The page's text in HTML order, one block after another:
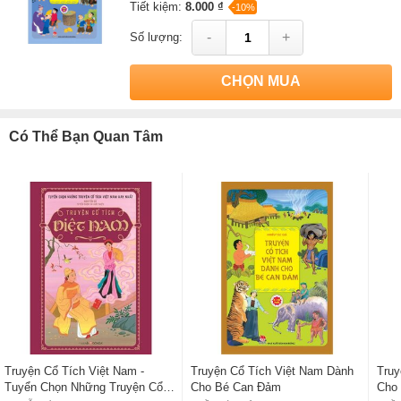
Tiết kiệm:8.000 ₫ -10%
Số lượng: - +
CHỌN MUA
Có Thể Bạn Quan Tâm
Truyện Cổ Tích Việt Nam -
Tuyển Chọn Những Truyện Cổ
Truyện Cổ Tích Việt Nam Dành
Cho Bé Can Đảm
Cho